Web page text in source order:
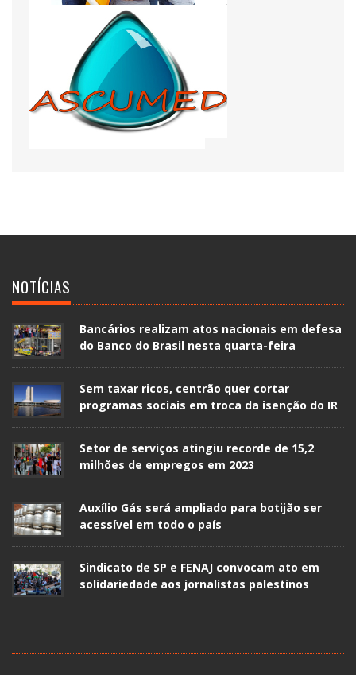
NOTÍCIAS
Bancários realizam atos nacionais em defesa
do Banco do Brasil nesta quarta-feira
Sem taxar ricos, centrão quer cortar
programas sociais em troca da isenção do IR
Setor de serviços atingiu recorde de 15,2
milhões de empregos em 2023
Auxílio Gás será ampliado para botijão ser
acessível em todo o país
Sindicato de SP e FENAJ convocam ato em
solidariedade aos jornalistas palestinos